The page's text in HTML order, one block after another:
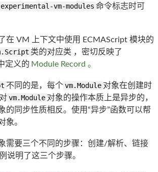
vm-modules 命令标志时可
在 VM 上下文中使用 ECMAScript 模块的
类的对应类 ，密切反映了
定义的 Module Record 。
不同的是，每个vm.Module 对象在创建时
vm.Module 对象的操作本质上是异步的，
的同步性质相反。使用“异步”函数可以帮
象。
需要三个不同的步骤：创建/解析、链接
说明了这三个步骤。